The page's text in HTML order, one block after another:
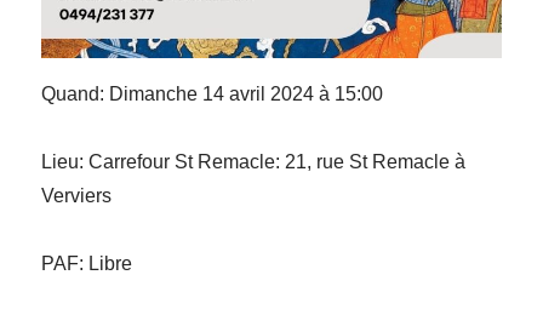
Quand: Dimanche 14 avril 2024 à 15:00
Lieu: Carrefour St Remacle: 21, rue St Remacle à
Verviers
PAF: Libre